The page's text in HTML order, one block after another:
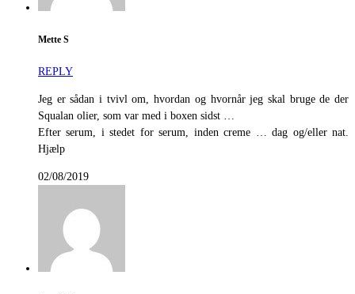
Mette S
REPLY
Jeg er sådan i tvivl om, hvordan og hvornår jeg skal bruge de der
Squalan olier, som var med i boxen sidst …
Efter serum, i stedet for serum, inden creme … dag og/eller nat.
Hjælp
02/08/2019